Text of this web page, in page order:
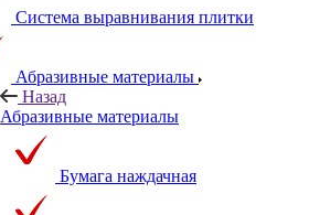
Система выравнивания плитки
Абразивные материалы
Назад
Абразивные материалы
Бумага наждачная